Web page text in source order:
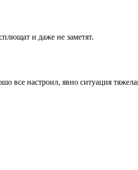
и даже не заметят.
все настроил, явно ситуация